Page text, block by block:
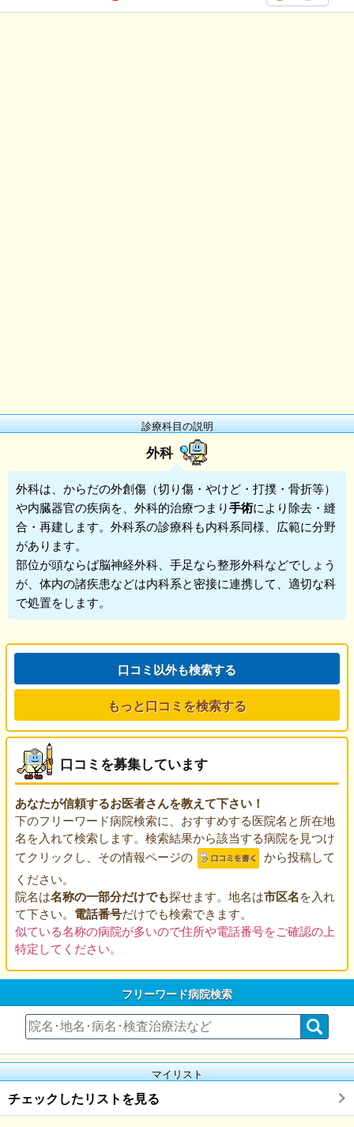
診療科目の説明
外科
外科は、からだの外創傷（切り傷・やけど・打撲・骨折等）
や内臓器官の疾病を、外科的治療つまり手術により除去・縫
合・再建します。外科系の診療科も内科系同様、広範に分野
があります。
部位が頭ならば脳神経外科、手足なら整形外科などでしょう
が、体内の諸疾患などは内科系と密接に連携して、適切な科
で処置をします。
口コミ以外も検索する
もっと口コミを検索する
口コミを募集しています
あなたが信頼するお医者さんを教えて下さい！
下のフリーワード病院検索に、おすすめする医院名と所在地
名を入れて検索します。検索結果から該当する病院を見つけ
てクリックし、その情報ページの
から投稿して
ください。
院名は名称の一部分だけでも探せます。地名は市区名を入れ
て下さい。 電話番号だけでも検索できます。
似ている名称の病院が多いので住所や電話番号をご確認の上
特定してください。
フリーワード病院検索
マイリスト
チェックしたリストを見る